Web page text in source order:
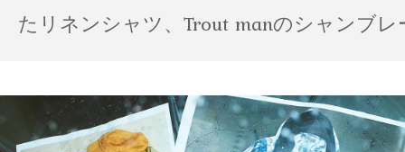
たリネンシャツ、Trout manのシャンブ